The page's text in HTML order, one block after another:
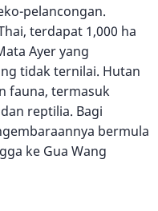
pelancongan.
terdapat 1,000 ha
Ayer yang
tidak ternilai. Hutan
fauna, termasuk
reptilia. Bagi
bermula
ke Gua Wang